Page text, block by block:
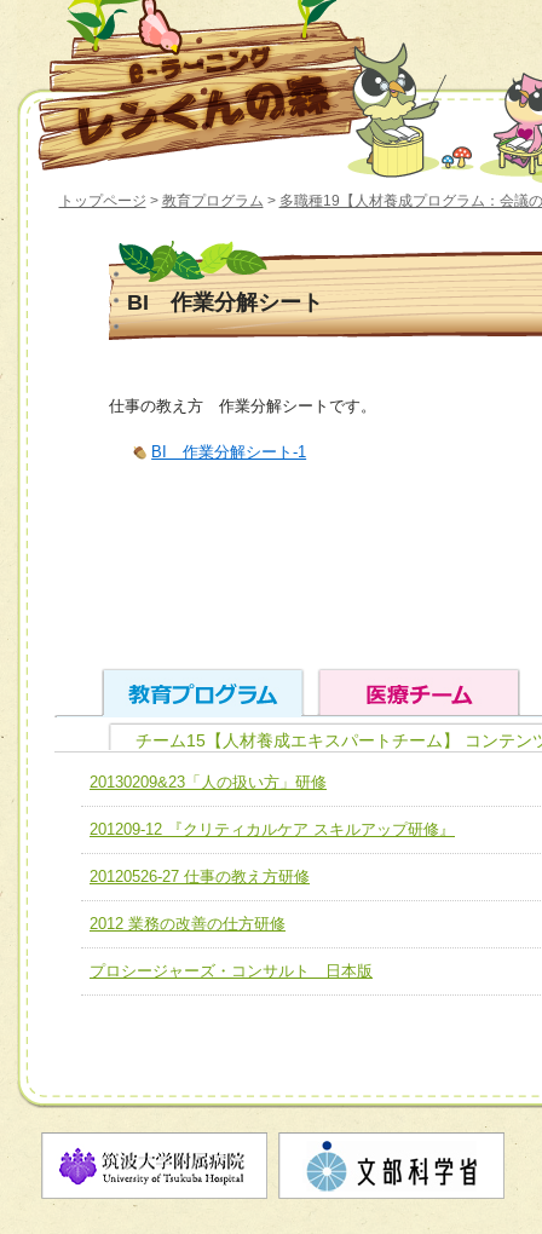
トップページ > 教育プログラム > 多職種19【人材養成プログラム：会議
BI 作業分解シート
仕事の教え方 作業分解シートです。
BI 作業分解シート-1
ユニット１ 医療人としての基礎能力
全人的医療を実践する医療人として、必要な基礎能力を身
ける
ユニット２ チーム医療構成力
必要に応じて柔軟に医療チームを組織し、強調できる
ユニット３ 多職種連携力
他職種の視点とスキルを学び、相互理解と連携を深める
チーム01【病院内横断的問題解決チーム】
チーム02【地域医療連携推進による高度医療を必要とする
宅患者等支援チーム】
チーム03【癌患者服薬サポートチーム】
チーム04【口腔ケアチーム】
チーム07【病院職員に対する院内感染対策教育チーム】
チーム08【地域関係機関と連携した小児リハビリテーショ
チーム】
チーム09【術前から始める周術期リハビリテーションチー
チーム15【人材養成エキスパートチーム】 コンテン
20130209&23「人の扱い方」研修
201209-12 『クリティカルケア スキルアップ研修』
20120526-27 仕事の教え方研修
2012 業務の改善の仕方研修
プロシージャーズ・コンサルト 日本版